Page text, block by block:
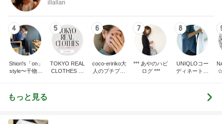
illallan
4
Shiori's「on」
style〜干物女
5
TOKYO REAL
CLOTHES 大
6
coco-eririko大
人のプチプラ
7
*** あやのハピ
ログ ***
8
UNIQLOコー
ディネート日
もっと見る